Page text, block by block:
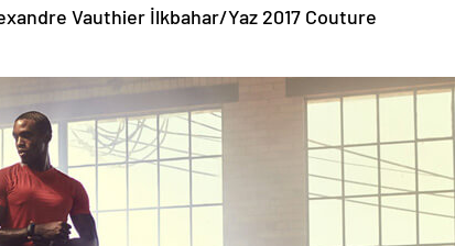
Vauthier İlkbahar/Yaz 2017 Couture